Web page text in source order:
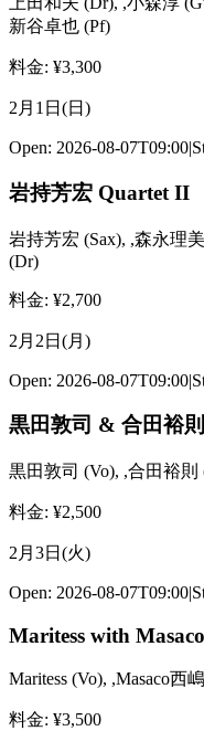
新谷卓也 (Pf)
料金: ¥3,300
2月1日(日)
Open: 2026-08-07T09:00|
岩持芳宏 Quartet II
岩持芳宏 (Sax), ,森永理美
(Dr)
料金: ¥2,700
2月2日(月)
Open: 2026-08-07T09:00|
黒田敦司 & 合田裕
黒田敦司 (Vo), ,合田裕則
料金: ¥2,500
2月3日(火)
Open: 2026-08-07T09:00|
Maritess with
Maritess (Vo), ,Masaco西嶋
料金: ¥3,500